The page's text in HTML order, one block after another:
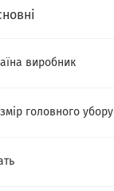
виробник
головного убору